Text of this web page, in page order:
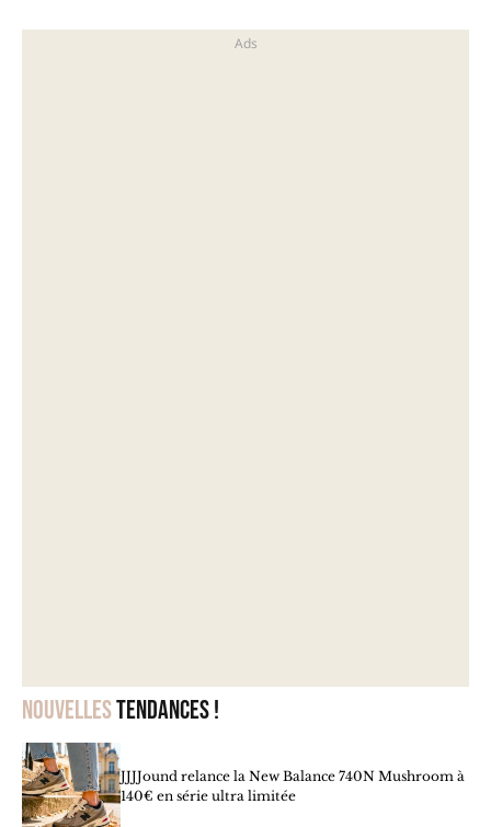
Nouvellestendances !
JJJJound relance la New Balance 740N Mushroom à
140€ en série ultra limitée